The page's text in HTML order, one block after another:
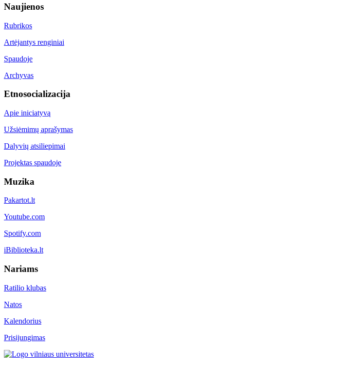
Naujienos
Rubrikos
Artėjantys renginiai
Spaudoje
Archyvas
Etnosocializacija
Apie iniciatyvą
Užsiėmimų aprašymas
Dalyvių atsiliepimai
Projektas spaudoje
Muzika
Pakartot.lt
Youtube.com
Spotify.com
iBiblioteka.lt
Nariams
Ratilio klubas
Natos
Kalendorius
Prisijungimas